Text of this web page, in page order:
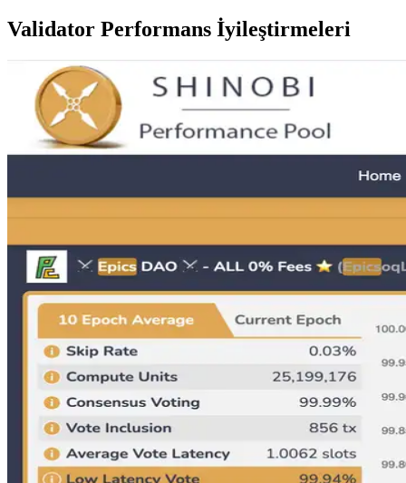
Validator Performans İyileştirmeleri